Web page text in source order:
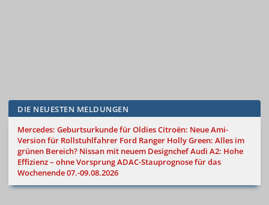
DIE NEUESTEN MELDUNGEN
Mercedes: Geburtsurkunde für OldiesCitroën: Neue Ami-
Version für Rollstuhlfahrer Ford Ranger Holly Green: Alles im
grünen Bereich? Nissan mit neuem DesignchefAudi A2: Hohe
Effizienz – ohne VorsprungADAC-Stauprognose für das
Wochenende 07.-09.08.2026